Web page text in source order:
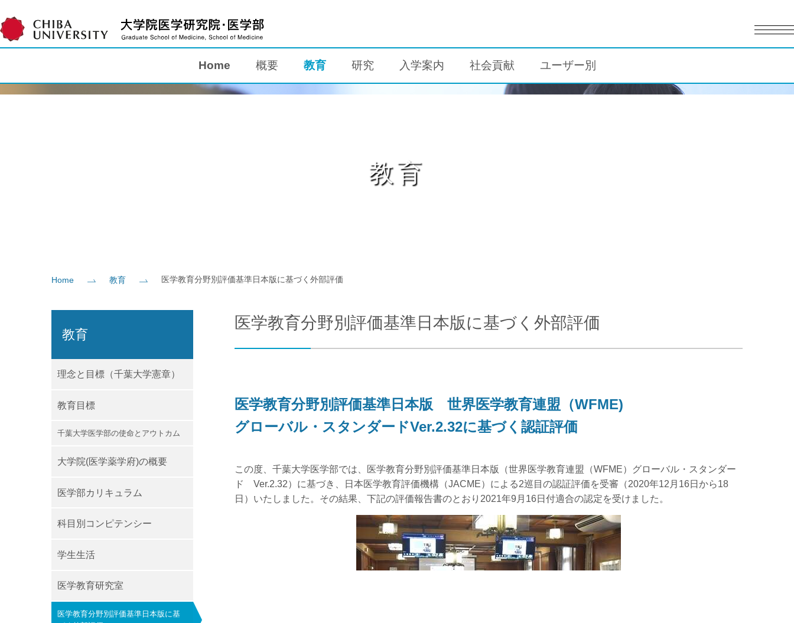
Home
在学生・教員の方お問い合わせ交通アクセス
Home 概要 教育 研究 入学案内 社会貢献 ユーザー別
教育
Home 教育 医学教育分野別評価基準日本版に基づく外部評価
医学教育分野別評価基準日本版に基づく外部評価
医学教育分野別評価基準日本版 世界医学教育連盟（WFME)
グローバル・スタンダードVer.2.32に基づく認証評価
この度、千葉大学医学部では、医学教育分野別評価基準日本版（世界医学教育連盟（WFME）グローバル・スタンダー
ド Ver.2.32）に基づき、日本医学教育評価機構（JACME）による2巡目の認証評価を受審（2020年12月16日から18
日）いたしました。その結果、下記の評価報告書のとおり2021年9月16日付適合の認定を受けました。
教育
理念と目標（千葉大学憲章）
教育目標
千葉大学医学部の使命とアウトカム
大学院(医学薬学府)の概要
医学部カリキュラム
科目別コンピテンシー
学生生活
医学教育研究室
医学教育分野別評価基準日本版に基